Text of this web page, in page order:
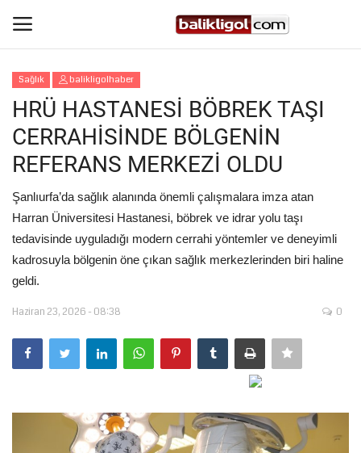
Giriş Yap Kaydol
Anasayfa
Eğitim
Magazin
Şanlıurfa
Spor
Tekno Bilim
Sağlık balikligolhaber
HRÜ HASTANESİ BÖBREK TAŞI
CERRAHİSİNDE BÖLGENİN
REFERANS MERKEZİ OLDU
Şanlıurfa’da sağlık alanında önemli çalışmalara imza atan
Harran Üniversitesi Hastanesi, böbrek ve idrar yolu taşı
tedavisinde uyguladığı modern cerrahi yöntemler ve deneyimli
kadrosuyla bölgenin öne çıkan sağlık merkezlerinden biri haline
geldi.
Haziran 23, 2026 - 08:38 0